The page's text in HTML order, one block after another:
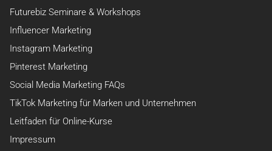
Futurebiz Seminare & Workshops
Influencer Marketing
Instagram Marketing
Pinterest Marketing
Social Media Marketing FAQs
TikTok Marketing für Marken und Unternehmen
Leitfaden für Online-Kurse
Impressum